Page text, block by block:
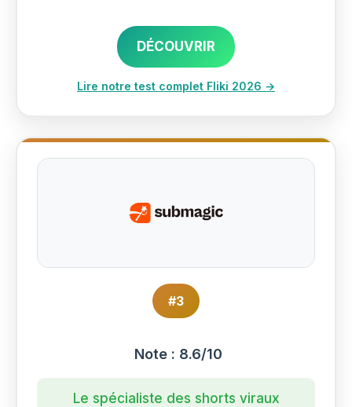
DÉCOUVRIR
Lire notre test complet Fliki 2026 →
#3
Note : 8.6/10
Le spécialiste des shorts viraux